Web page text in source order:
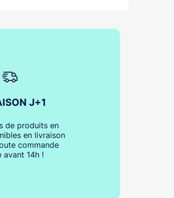
J+1
de produits en
en livraison
commande
avant 14h !